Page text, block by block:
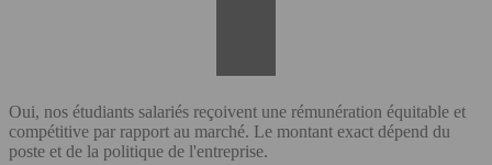
Oui, nos étudiants salariés reçoivent une rémunération équitable et
compétitive par rapport au marché. Le montant exact dépend du
poste et de la politique de l'entreprise.